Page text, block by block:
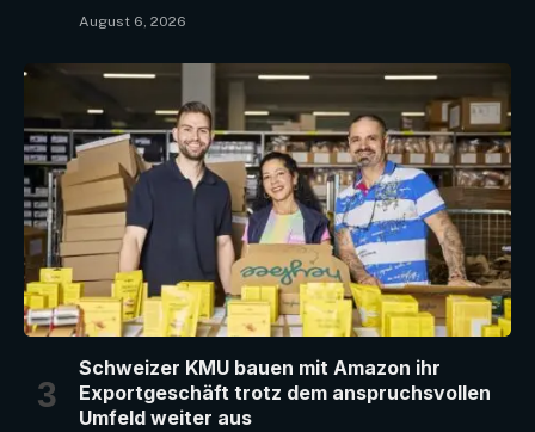
August 6, 2026
Schweizer KMU bauen mit Amazon ihr
Exportgeschäft trotz dem anspruchsvollen
Umfeld weiter aus